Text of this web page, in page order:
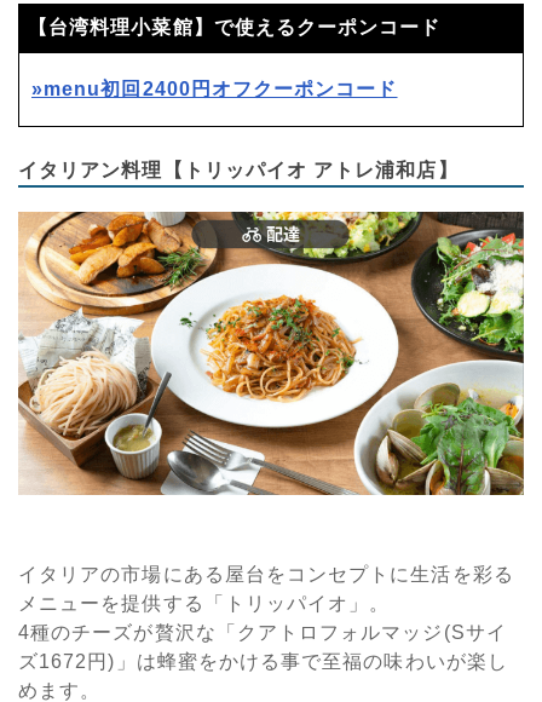
【台湾料理小菜館】で使えるクーポンコード
»menu初回2400円オフクーポンコード
イタリアン料理【トリッパイオ アトレ浦和店】
イタリアの市場にある屋台をコンセプトに生活を彩る
メニューを提供する「トリッパイオ」。
4種のチーズが贅沢な「クアトロフォルマッジ(Sサイ
ズ1672円)」は蜂蜜をかける事で至福の味わいが楽し
めます。